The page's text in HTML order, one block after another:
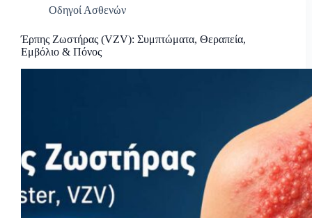
Οδηγοί Ασθενών
Έρπης Ζωστήρας (VZV): Συμπτώματα, Θεραπεία,
Εμβόλιο & Πόνος